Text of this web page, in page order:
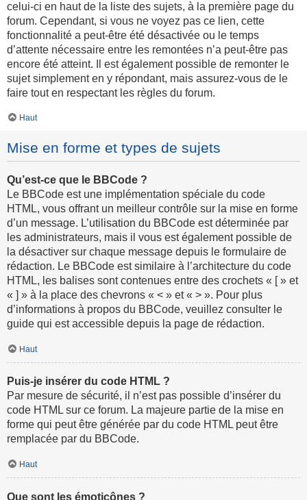
celui-ci en haut de la liste des sujets, à la première page du
forum. Cependant, si vous ne voyez pas ce lien, cette
fonctionnalité a peut-être été désactivée ou le temps
d’attente nécessaire entre les remontées n’a peut-être pas
encore été atteint. Il est également possible de remonter le
sujet simplement en y répondant, mais assurez-vous de le
faire tout en respectant les règles du forum.
Haut
Mise en forme et types de sujets
Qu’est-ce que le BBCode ?
Le BBCode est une implémentation spéciale du code
HTML, vous offrant un meilleur contrôle sur la mise en forme
d’un message. L’utilisation du BBCode est déterminée par
les administrateurs, mais il vous est également possible de
la désactiver sur chaque message depuis le formulaire de
rédaction. Le BBCode est similaire à l’architecture du code
HTML, les balises sont contenues entre des crochets « [ » et
« ] » à la place des chevrons « < » et « > ». Pour plus
d’informations à propos du BBCode, veuillez consulter le
guide qui est accessible depuis la page de rédaction.
Haut
Puis-je insérer du code HTML ?
Par mesure de sécurité, il n’est pas possible d’insérer du
code HTML sur ce forum. La majeure partie de la mise en
forme qui peut être générée par du code HTML peut être
remplacée par du BBCode.
Haut
Que sont les émoticônes ?